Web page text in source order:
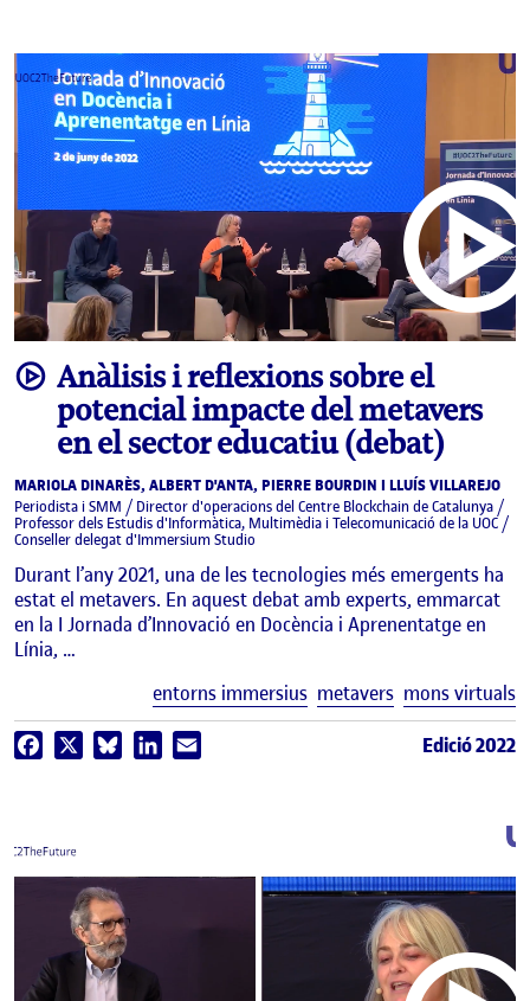
videoAnàlisis i reflexions sobre el
potencial impacte del metavers
en el sector educatiu (debat)
MARIOLA DINARÈS, ALBERT D'ANTA, PIERRE BOURDIN I LLUÍS VILLAREJO
Periodista i SMM / Director d'operacions del Centre Blockchain de Catalunya /
Professor dels Estudis d'Informàtica, Multimèdia i Telecomunicació de la UOC /
Conseller delegat d'Immersium Studio
Durant l’any 2021, una de les tecnologies més emergents ha
estat el metavers. En aquest debat amb experts, emmarcat
en la I Jornada d’Innovació en Docència i Aprenentatge en
Línia, …
entorns immersius metavers mons virtuals
Facebook BlueskyLinkedIn Edició 2022